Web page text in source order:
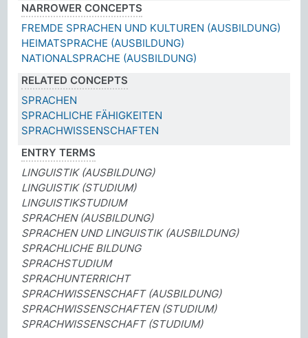
NARROWER CONCEPTS
FREMDE SPRACHEN UND KULTUREN (AUSBILDUNG)
HEIMATSPRACHE (AUSBILDUNG)
NATIONALSPRACHE (AUSBILDUNG)
RELATED CONCEPTS
SPRACHEN
SPRACHLICHE FÄHIGKEITEN
SPRACHWISSENSCHAFTEN
ENTRY TERMS
LINGUISTIK (AUSBILDUNG)
LINGUISTIK (STUDIUM)
LINGUISTIKSTUDIUM
SPRACHEN (AUSBILDUNG)
SPRACHEN UND LINGUISTIK (AUSBILDUNG)
SPRACHLICHE BILDUNG
SPRACHSTUDIUM
SPRACHUNTERRICHT
SPRACHWISSENSCHAFT (AUSBILDUNG)
SPRACHWISSENSCHAFTEN (STUDIUM)
SPRACHWISSENSCHAFT (STUDIUM)